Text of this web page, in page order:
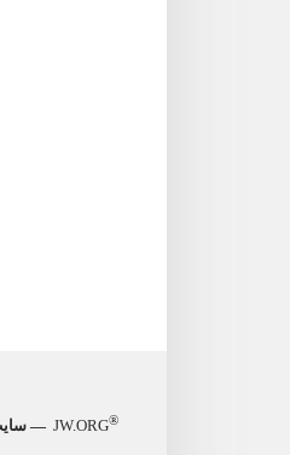
JW.ORG®
—